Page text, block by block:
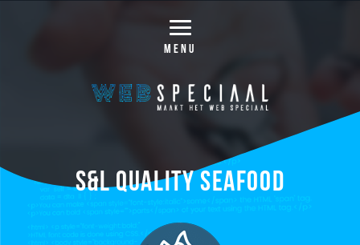
MENU
S&L Quality Seafood